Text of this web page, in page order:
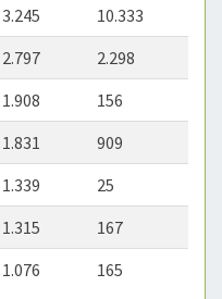
3.245
10.333
2.797
2.298
1.908
156
1.831
909
1.339
25
1.315
167
1.076 165